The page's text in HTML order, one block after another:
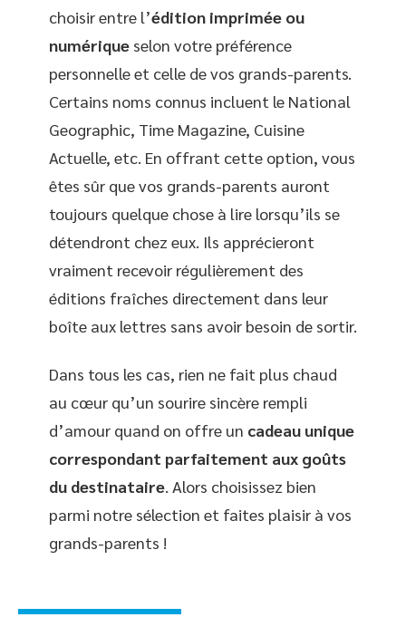
choisir entre l’édition imprimée ou
numérique selon votre préférence
personnelle et celle de vos grands-parents.
Certains noms connus incluent le National
Geographic, Time Magazine, Cuisine
Actuelle, etc. En offrant cette option, vous
êtes sûr que vos grands-parents auront
toujours quelque chose à lire lorsqu’ils se
détendront chez eux. Ils apprécieront
vraiment recevoir régulièrement des
éditions fraîches directement dans leur
boîte aux lettres sans avoir besoin de sortir.
Dans tous les cas, rien ne fait plus chaud
au cœur qu’un sourire sincère rempli
d’amour quand on offre un cadeau unique
correspondant parfaitement aux goûts
du destinataire. Alors choisissez bien
parmi notre sélection et faites plaisir à vos
grands-parents !